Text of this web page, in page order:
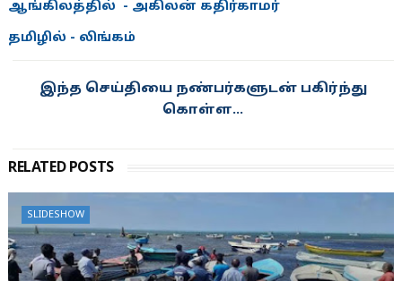
ஆங்கிலத்தில் - அகிலன் கதிர்காமர்
தமிழில் - லிங்கம்
இந்த செய்தியை நண்பர்களுடன் பகிர்ந்து
கொள்ள...
RELATED POSTS
SLIDESHOW